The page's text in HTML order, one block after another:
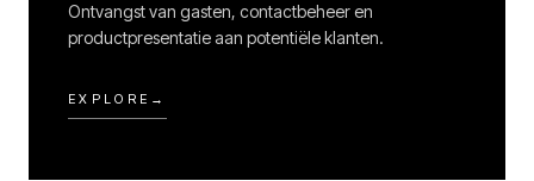
Ontvangst van gasten, contactbeheer en
productpresentatie aan potentiële klanten.
EXPLORE →